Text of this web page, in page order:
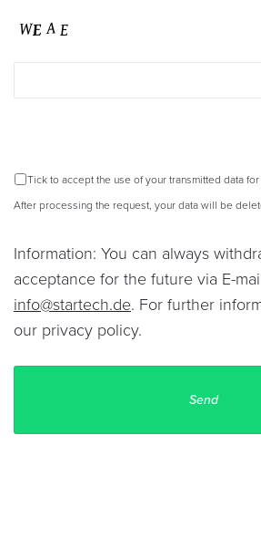
Tick to accept the use of your transmitted data
After processing the request, your data will be
Information: You can always
acceptance for the future via E-
info@startech.de. For further
our privacy policy.